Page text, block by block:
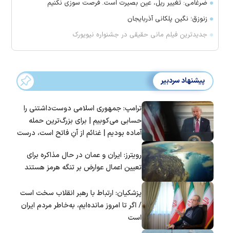
ضرغامی: تغییر ریل، عین بصیرت است. فرصت سوزی نکنیم
زنوزق؛ نگین پلکانی آذربایجان
جدیدترین فیلم مانی حقیقی در جشنواره نیویورک
پیشنهاد سردبیر
ترامپ: جمهوری اسلامی دوست‌داشتنی را
حسابی می‌کوبیم | برای بزرگ‌ترین حمله
آماده بودیم | غنائم از آنِ فاتح است، درست
رویترز: ایران و عمان در حال مذاکره برای
تعیین اعمال عوارض بر تنگه هرمز هستند
پزشکیان: ارتباط با رهبر انقلاب سخت است
/ اگر تا امروز مانده‌ایم، به‌خاطر مردم ایران
است